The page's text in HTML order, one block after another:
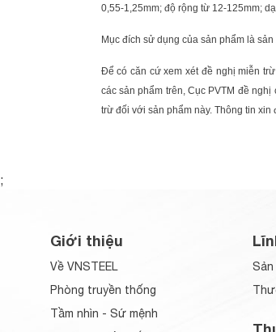
0,55-1,25mm; độ rộng từ 12-125mm;
Mục đích sử dụng của sản phẩm là
Để có căn cứ xem xét đề nghị miễn
các sản phẩm trên, Cục PVTM đề
trừ đối với sản phẩm này. Thông tin
;
Giới thiệu
Về VNSTEEL
Phòng truyền thống
Tầm nhìn - Sứ mệnh
Sản